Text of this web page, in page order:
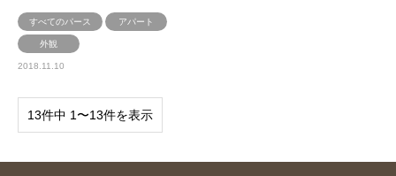
すべてのパース アパート
外観
2018.11.10
13件中 1〜13件を表示